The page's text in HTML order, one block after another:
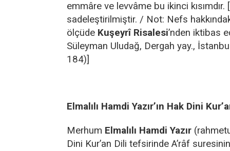
emmâre ve levvâme bu ikinci kısımdır.
sadeleştirilmiştir. / Not: Nefs
ölçüde Kuşeyrî Risalesi’nden iktibas
Süleyman Uludağ, Dergah yay.,
184)]
Elmalılı Hamdi Yazır’ın Hak Dini
Merhum Elmalılı Hamdi Yazır
Dini Kur’an Dili tefsirinde A’râf